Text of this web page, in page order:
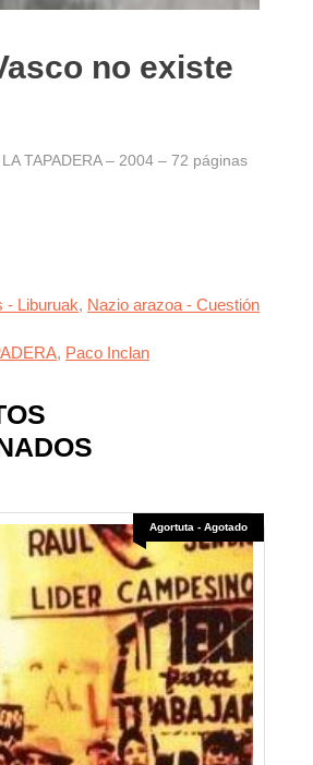
no existe
TAPADERA – 2004 – 72 páginas
- Liburuak, Nazio arazoa - Cuestión
, Paco Inclan
Agortuta - Agotado